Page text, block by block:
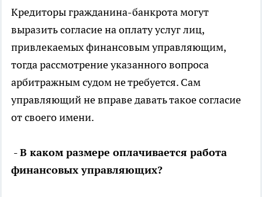
Кредиторы гражданина-банкрота могут
выразить согласие на оплату услуг лиц,
привлекаемых финансовым управляющим,
тогда рассмотрение указанного вопроса
арбитражным судом не требуется. Сам
управляющий не вправе давать такое согласие
от своего имени.
- В каком размере оплачивается работа
финансовых управляющих?